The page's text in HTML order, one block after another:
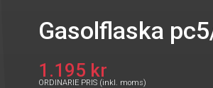
Gasolflaska
1.195 kr
ORDINARIE PRIS (inkl. moms)